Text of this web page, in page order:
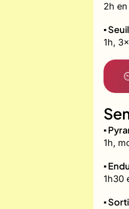
2h
▪️
1h,
▪️
1h,
▪️
1h30
▪️